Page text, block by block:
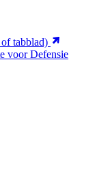
tabblad)
voor Defensie